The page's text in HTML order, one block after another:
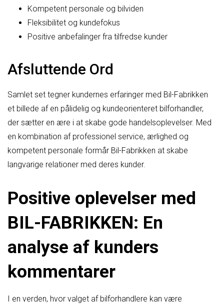
Kompetent personale og bilviden
Fleksibilitet og kundefokus
Positive anbefalinger fra tilfredse kunder
Afsluttende Ord
Samlet set tegner kundernes erfaringer med Bil-Fabrikken
et billede af en pålidelig og kundeorienteret bilforhandler,
der sætter en ære i at skabe gode handelsoplevelser. Med
en kombination af professionel service, ærlighed og
kompetent personale formår Bil-Fabrikken at skabe
langvarige relationer med deres kunder.
Positive oplevelser med
BIL-FABRIKKEN: En
analyse af kunders
kommentarer
I en verden, hvor valget af bilforhandlere kan være